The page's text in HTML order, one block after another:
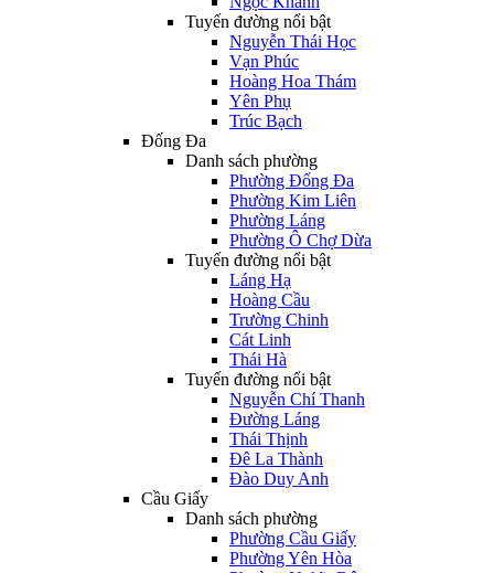
Tuyến đường nổi bật
Nguyễn Thái Học
Vạn Phúc
Hoàng Hoa Thám
Yên Phụ
Trúc Bạch
Đống Đa
Danh sách phường
Phường Đống Đa
Phường Kim Liên
Phường Láng
Phường Ô Chợ Dừa
Tuyến đường nổi bật
Láng Hạ
Hoàng Cầu
Trường Chinh
Cát Linh
Thái Hà
Tuyến đường nổi bật
Nguyễn Chí Thanh
Đường Láng
Thái Thịnh
Đê La Thành
Đào Duy Anh
Cầu Giấy
Danh sách phường
Phường Cầu Giấy
Phường Yên Hòa